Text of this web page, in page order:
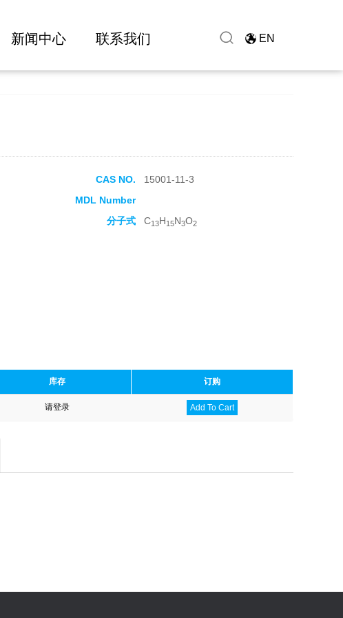
新闻中心 联系我们 EN
CAS NO.
15001-11-3
MDL Number
分子式 C13H15N3O2
库存 订购
请登录 Add To Cart